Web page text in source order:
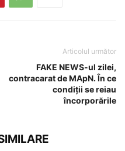
Articolul următor
FAKE NEWS-ul zilei,
contracarat de MApN. În ce
condiții se reiau
încorporările